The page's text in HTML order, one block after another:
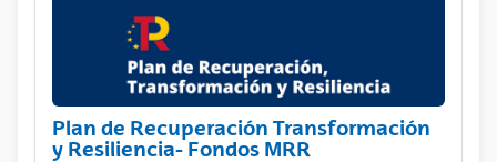
Plan de Recuperación Transformación
y Resiliencia- Fondos MRR